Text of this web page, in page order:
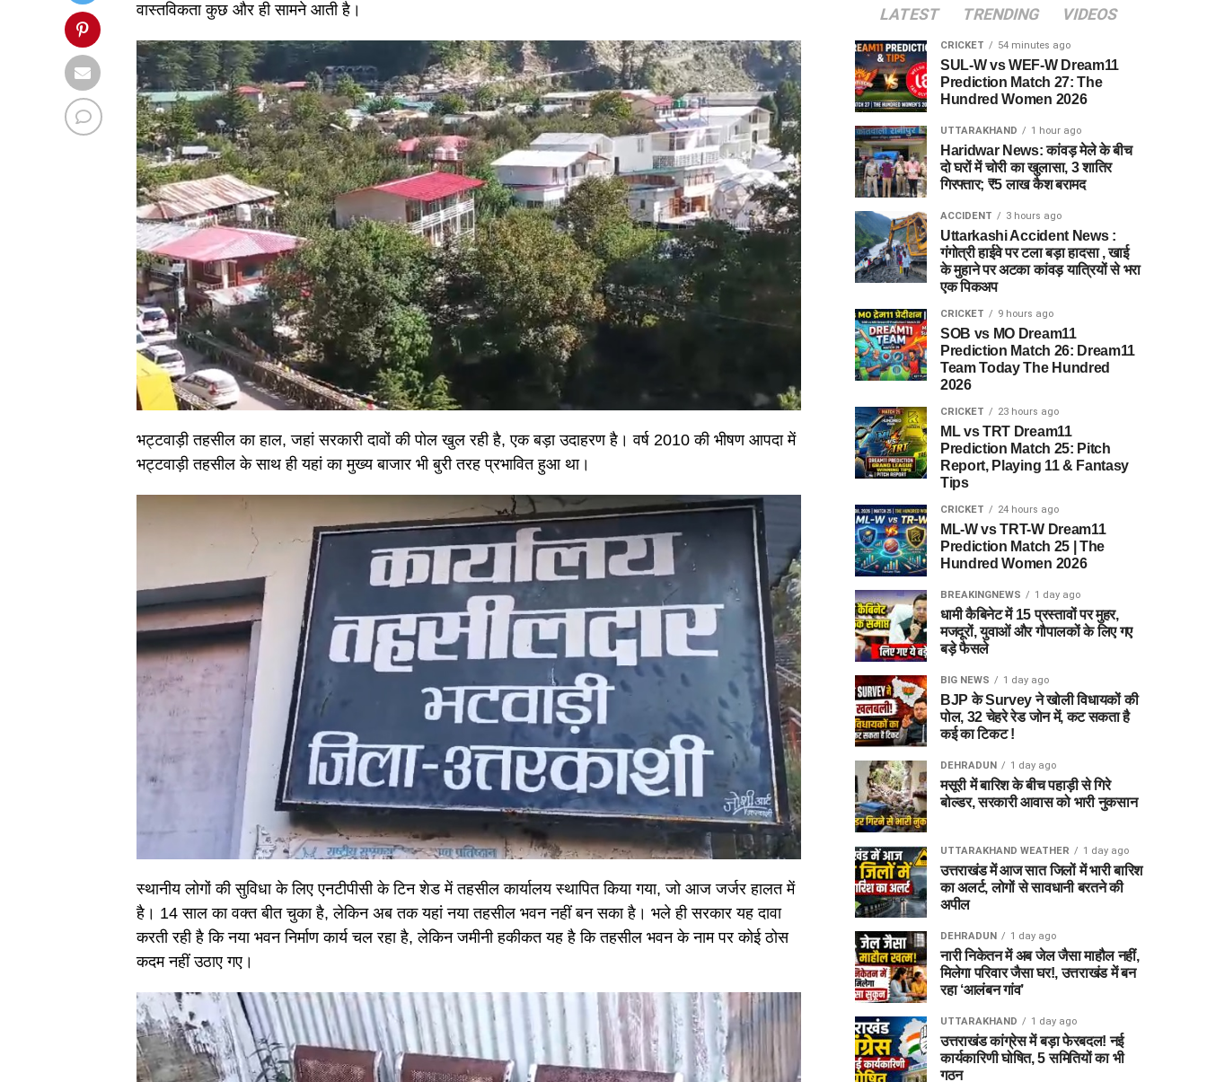
वास्तविकता कुछ और ही सामने आती है।
भट्टवाड़ी तहसील का हाल, जहां सरकारी दावों की पोल खुल रही है, एक बड़ा उदाहरण है। वर्ष 2010 की भीषण आपदा में
भट्टवाड़ी तहसील के साथ ही यहां का मुख्य बाजार भी बुरी तरह प्रभावित हुआ था।
स्थानीय लोगों की सुविधा के लिए एनटीपीसी के टिन शेड में तहसील कार्यालय स्थापित किया गया, जो आज जर्जर हालत में
है। 14 साल का वक्त बीत चुका है, लेकिन अब तक यहां नया तहसील भवन नहीं बन सका है। भले ही सरकार यह दावा
करती रही है कि नया भवन निर्माण कार्य चल रहा है, लेकिन जमीनी हकीकत यह है कि तहसील भवन के नाम पर कोई ठोस
कदम नहीं उठाए गए।
LATEST TRENDING VIDEOS
CRICKET 54 minutes ago
SUL-W vs WEF-W Dream11
Prediction Match 27: The
Hundred Women 2026
UTTARAKHAND 1 hour ago
Haridwar News: कांवड़ मेले के बीच
दो घरों में चोरी का खुलासा, 3 शातिर
गिरफ्तार; ₹5 लाख कैश बरामद
ACCIDENT 3 hours ago
Uttarkashi Accident News :
गंगोत्री हाईवे पर टला बड़ा हादसा , खाई
के मुहाने पर अटका कांवड़ यात्रियों से भरा
एक पिकअप
CRICKET 9 hours ago
SOB vs MO Dream11
Prediction Match 26: Dream11
Team Today The Hundred
2026
CRICKET 23 hours ago
ML vs TRT Dream11
Prediction Match 25: Pitch
Report, Playing 11 & Fantasy
Tips
CRICKET 24 hours ago
ML-W vs TRT-W Dream11
Prediction Match 25 | The
Hundred Women 2026
BREAKINGNEWS 1 day ago
धामी कैबिनेट में 15 प्रस्तावों पर मुहर,
मजदूरों, युवाओं और गौपालकों के लिए गए
बड़े फैसले
BIG NEWS 1 day ago
BJP के Survey ने खोली विधायकों की
पोल, 32 चेहरे रेड जोन में, कट सकता है
कई का टिकट !
DEHRADUN 1 day ago
मसूरी में बारिश के बीच पहाड़ी से गिरे
बोल्डर, सरकारी आवास को भारी नुकसान
UTTARAKHAND WEATHER 1 day ago
उत्तराखंड में आज सात जिलों में भारी बारिश
का अलर्ट, लोगों से सावधानी बरतने की
अपील
DEHRADUN 1 day ago
नारी निकेतन में अब जेल जैसा माहौल नहीं,
मिलेगा परिवार जैसा घर!, उत्तराखंड में बन
रहा ‘आलंबन गांव’
UTTARAKHAND 1 day ago
उत्तराखंड कांग्रेस में बड़ा फेरबदल! नई
कार्यकारिणी घोषित, 5 समितियों का भी
गठन